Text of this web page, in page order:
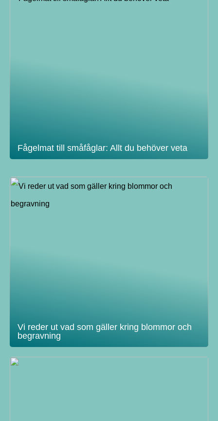
Fågelmat till småfåglar: Allt du behöver veta
Vi reder ut vad som gäller kring blommor och
begravning